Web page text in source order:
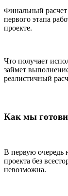
Финальный расчет
первого этапа
проекте.
Что получает
займет
реалистичный
Как мы
В первую очередь
проекта без
невозможна.